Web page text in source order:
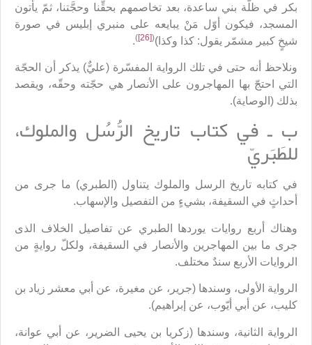
بكر في ظلّة بني ساعدة، بعد تخاصمهم بحقِّنا وحجَّتنا، ثمّ يأتون
المسجد، فيكون أوّل مَنْ يبايعه على منبري إبليس في صورة
شيخٍ كبير مشمّر يقول: كذا وكذا)(
[26]
)
.
ونلاحظ أنه حتى في تلك الرواية المفسّرة (عليٌّ) يذكر أن الحجّة
التي احتجّ بها المهاجرون على الأنصار هي حجّته وحقّه، ويقصد
بذلك (الوصاية).
ب ـ في كتاب تاريخ الرُّسُل والملوك،
للطَبَريّ
في كتابه تاريخ الرسل والملوك يتناول (الطبري) ما جرى من
أحداثٍ في السقيفة، بشيءٍ من التفصيل والإسهاب.
وهناك أربع روايات يوردها الطبري عن تفاصيل الخلاف الذى
جرى ما بين المهاجرين والأنصار في السقيفة، ولكلّ روايةٍ من
الروايات الأربع سندٌ مختلف.
الرواية الأولى، وسندها (جرير، عن مغيرة، عن أبي معشر زياد بن
كليب، عن أبي أيّوب، عن إبراهيم).
الرواية الثانية، وسندها (زكريا بن يحيى الضرير، عن أبي عوانة،